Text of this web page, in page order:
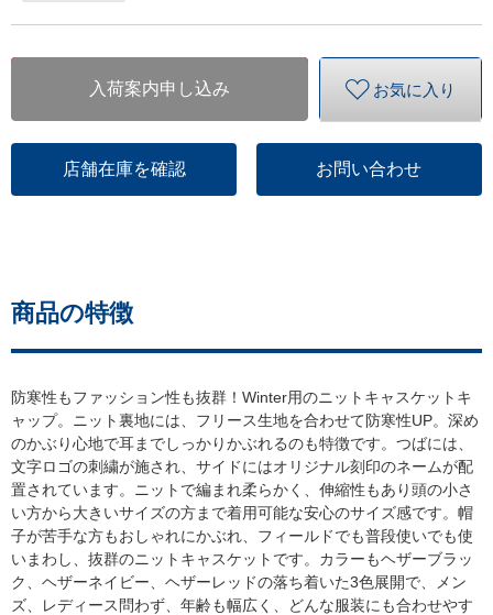
入荷案内申し込み お気に入り
店舗在庫を確認 お問い合わせ
商品の特徴
防寒性もファッション性も抜群！Winter用のニットキャスケットキ
ャップ。ニット裏地には、フリース生地を合わせて防寒性UP。深め
のかぶり心地で耳までしっかりかぶれるのも特徴です。つばには、
文字ロゴの刺繍が施され、サイドにはオリジナル刻印のネームが配
置されています。ニットで編まれ柔らかく、伸縮性もあり頭の小さ
い方から大きいサイズの方まで着用可能な安心のサイズ感です。帽
子が苦手な方もおしゃれにかぶれ、フィールドでも普段使いでも使
いまわし、抜群のニットキャスケットです。カラーもヘザーブラッ
ク、ヘザーネイビー、ヘザーレッドの落ち着いた3色展開で、メン
ズ、レディース問わず、年齢も幅広く、どんな服装にも合わせやす